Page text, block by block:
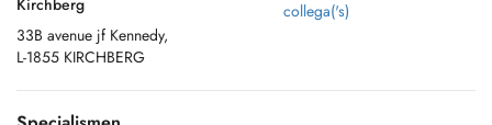
Kirchberg
33B avenue jf Kennedy,
L-1855 KIRCHBERG
collega('s)